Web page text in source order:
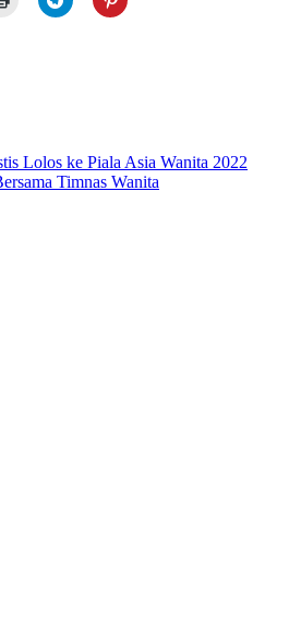
Lolos ke Piala Asia Wanita 2022
Timnas Wanita